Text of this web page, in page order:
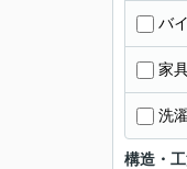
バ
家
洗
構造・